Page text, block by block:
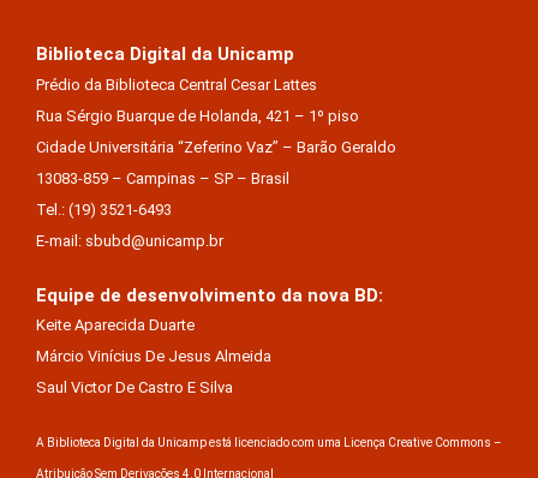
Biblioteca Digital da Unicamp
Prédio da Biblioteca Central Cesar Lattes
Rua Sérgio Buarque de Holanda, 421 – 1º piso
Cidade Universitária “Zeferino Vaz” – Barão Geraldo
13083-859 – Campinas – SP – Brasil
Tel.: (19) 3521-6493
E-mail: sbubd@unicamp.br
Equipe de desenvolvimento da nova BD:
Keite Aparecida Duarte
Márcio Vinícius De Jesus Almeida
Saul Victor De Castro E Silva
A Biblioteca Digital da Unicamp está licenciado com uma Licença Creative Commons –
Atribuição Sem Derivações 4.0 Internacional